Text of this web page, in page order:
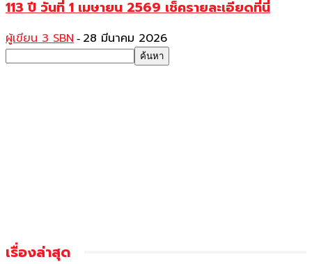
113 ปี วันที่ 1 เมษายน 2569 เช็ครายละเอียดที่นี่
ผู้เขียน 3 SBN - 28 มีนาคม 2026
เรื่องล่าสุด